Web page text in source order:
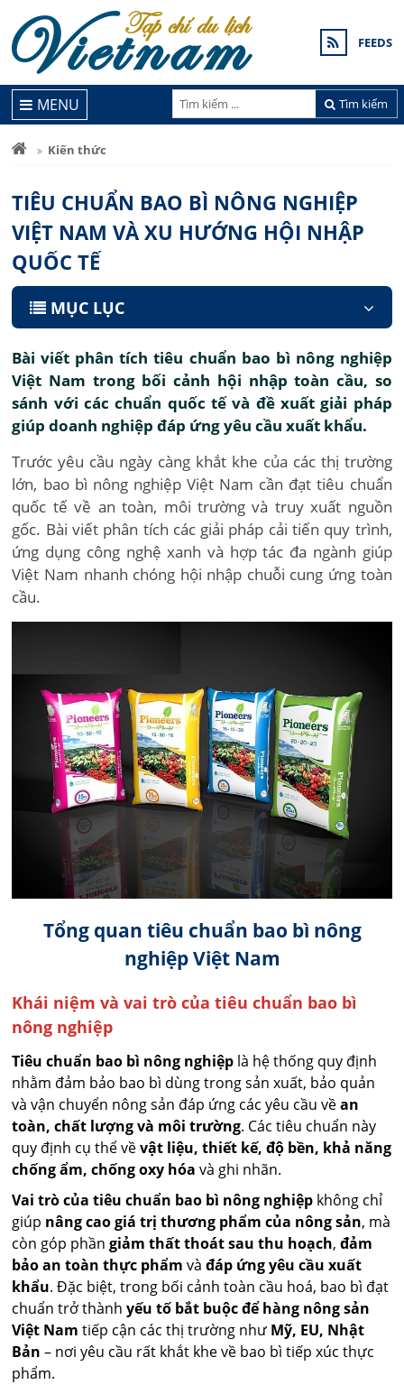
FEEDS
Tìm kiếm
MENU
Kiến thức
TIÊU CHUẨN BAO BÌ NÔNG NGHIỆP
VIỆT NAM VÀ XU HƯỚNG HỘI NHẬP
QUỐC TẾ
MỤC LỤC
Bài viết phân tích tiêu chuẩn bao bì nông nghiệp
Việt Nam trong bối cảnh hội nhập toàn cầu, so
sánh với các chuẩn quốc tế và đề xuất giải pháp
giúp doanh nghiệp đáp ứng yêu cầu xuất khẩu.
Trước yêu cầu ngày càng khắt khe của các thị trường
lớn, bao bì nông nghiệp Việt Nam cần đạt tiêu chuẩn
quốc tế về an toàn, môi trường và truy xuất nguồn
gốc. Bài viết phân tích các giải pháp cải tiến quy trình,
ứng dụng công nghệ xanh và hợp tác đa ngành giúp
Việt Nam nhanh chóng hội nhập chuỗi cung ứng toàn
cầu.
Tổng quan tiêu chuẩn bao bì nông
nghiệp Việt Nam
Khái niệm và vai trò của tiêu chuẩn bao bì
nông nghiệp
Tiêu chuẩn bao bì nông nghiệp là hệ thống quy định
nhằm đảm bảo bao bì dùng trong sản xuất, bảo quản
và vận chuyển nông sản đáp ứng các yêu cầu vềan
toàn, chất lượng và môi trường. Các tiêu chuẩn này
quy định cụ thể vềvật liệu, thiết kế, độ bền, khả năng
chống ẩm, chống oxy hóa và ghi nhãn.
Vai trò của tiêu chuẩn bao bì nông nghiệp không chỉ
giúp nâng cao giá trị thương phẩm của nông sản, mà
còn góp phầngiảm thất thoát sau thu hoạch,đảm
bảo an toàn thực phẩm vàđáp ứng yêu cầu xuất
khẩu. Đặc biệt, trong bối cảnh toàn cầu hoá, bao bì đạt
chuẩn trở thànhyếu tố bắt buộc để hàng nông sản
Việt Nam tiếp cận các thị trường như Mỹ, EU, Nhật
Bản – nơi yêu cầu rất khắt khe về bao bì tiếp xúc thực
phẩm.